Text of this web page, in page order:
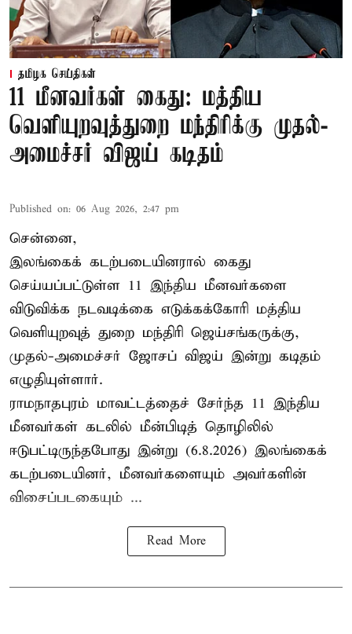
தமிழக செய்திகள்
11 மீனவர்கள் கைது: மத்திய
வெளியுறவுத்துறை மந்திரிக்கு முதல்-
அமைச்சர் விஜய் கடிதம்
Published on: 06 Aug 2026, 2:47 pm
சென்னை,
இலங்கைக் கடற்படையினரால் கைது
செய்யப்பட்டுள்ள 11 இந்திய மீனவர்களை
விடுவிக்க நடவடிக்கை எடுக்கக்கோரி மத்திய
வெளியுறவுத் துறை மந்திரி ஜெய்சங்கருக்கு,
முதல்-அமைச்சர் ஜோசப் விஜய் இன்று கடிதம்
எழுதியுள்ளார்.
ராமநாதபுரம் மாவட்டத்தைச் சேர்ந்த 11 இந்திய
மீனவர்கள் கடலில் மீன்பிடித் தொழிலில்
ஈடுபட்டிருந்தபோது இன்று (6.8.2026) இலங்கைக்
கடற்படையினர், மீனவர்களையும் அவர்களின்
விசைப்படகையும் ...
Read More